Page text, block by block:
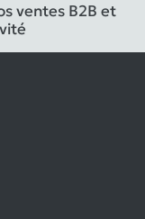
ventes B2B et